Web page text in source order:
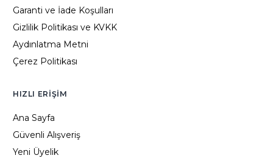
Garanti ve İade Koşulları
Gizlilik Politikası ve KVKK
Aydınlatma Metni
Çerez Politikası
HIZLI ERIŞIM
Ana Sayfa
Güvenli Alışveriş
Yeni Üyelik